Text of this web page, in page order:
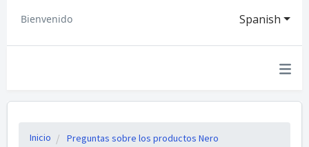
Spanish
Bienvenido
Inicio Preguntas sobre los productos Nero